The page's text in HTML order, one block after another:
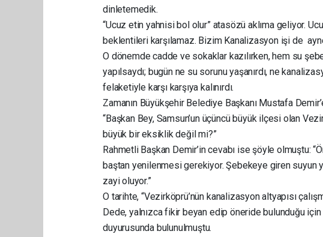
dinletemedik.
“Ucuz etin yahnisi bol olur” atasözü aklıma geliyor.
beklentileri karşılamaz. Bizim Kanalizasyon işi de
O dönemde cadde ve sokaklar kazılırken, hem su
yapılsaydı; bugün ne su sorunu yaşanırdı, ne
felaketiyle karşı karşıya kalınırdı.
Zamanın Büyükşehir Belediye Başkanı Mustafa
“Başkan Bey, Samsun’un üçüncü büyük ilçesi olan
büyük bir eksiklik değil mi?”
Rahmetli Başkan Demir’in cevabı ise şöyle olmuştu:
baştan yenilenmesi gerekiyor. Şebekeye giren suyun
zayi oluyor.”
O tarihte, “Vezirköprü’nün kanalizasyon altyapısı
Dede, yalnızca fikir beyan edip öneride bulunduğu
duyurusunda bulunulmuştu.